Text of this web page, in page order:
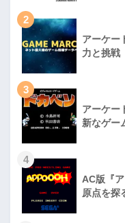
2
アーケー
力と挑戦
3
アーケー
新なゲー
4
AC版『
原点を探